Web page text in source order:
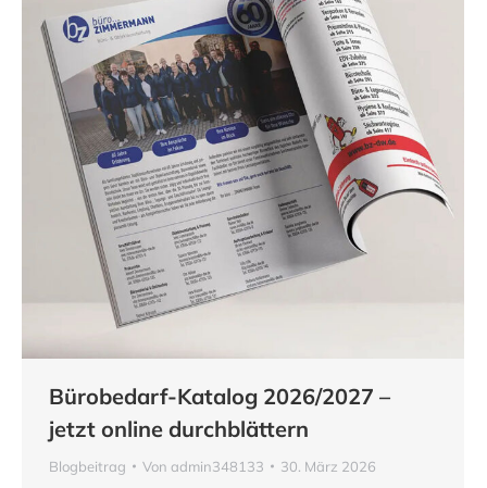
Bürobedarf-Katalog 2026/2027 –
jetzt online durchblättern
Blogbeitrag Von admin348133 30. März 2026